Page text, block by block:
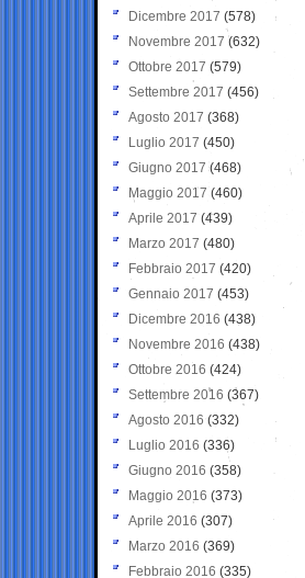
Dicembre 2017 (578)
Novembre 2017 (632)
Ottobre 2017 (579)
Settembre 2017 (456)
Agosto 2017 (368)
Luglio 2017 (450)
Giugno 2017 (468)
Maggio 2017 (460)
Aprile 2017 (439)
Marzo 2017 (480)
Febbraio 2017 (420)
Gennaio 2017 (453)
Dicembre 2016 (438)
Novembre 2016 (438)
Ottobre 2016 (424)
Settembre 2016 (367)
Agosto 2016 (332)
Luglio 2016 (336)
Giugno 2016 (358)
Maggio 2016 (373)
Aprile 2016 (307)
Marzo 2016 (369)
Febbraio 2016 (335)